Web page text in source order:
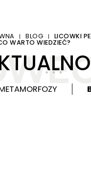
| BLOG | LICÓWKI
WARTO WIEDZIEĆ?